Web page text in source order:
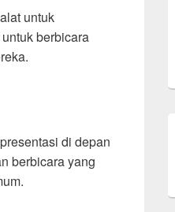
untuk
berbicara
di depan
berbicara yang